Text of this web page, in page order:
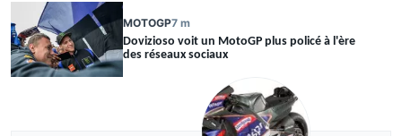
MOTOGP7 m
Dovizioso voit un MotoGP plus policé à l'ère
des réseaux sociaux